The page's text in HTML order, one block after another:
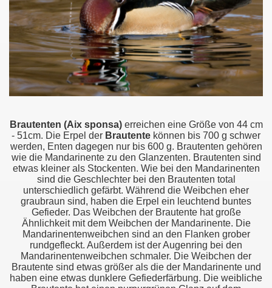
Brautenten (Aix sponsa)erreichen eine Größe von 44 cm
- 51cm. Die Erpel der Brautente können bis 700 g schwer
werden, Enten dagegen nur bis 600 g. Brautenten gehören
wie die Mandarinente zu den Glanzenten. Brautenten sind
etwas kleiner als Stockenten. Wie bei den Mandarinenten
sind die Geschlechter bei den Brautenten total
unterschiedlich gefärbt. Während die Weibchen eher
graubraun sind, haben die Erpel ein leuchtend buntes
Gefieder. Das Weibchen der Brautente hat große
Ähnlichkeit mit dem Weibchen der Mandarinente. Die
Mandarinentenweibchen sind an den Flanken grober
rundgefleckt. Außerdem ist der Augenring bei den
Mandarinentenweibchen schmaler. Die Weibchen der
Brautente sind etwas größer als die der Mandarinente und
haben eine etwas dunklere Gefiederfärbung. Die weibliche